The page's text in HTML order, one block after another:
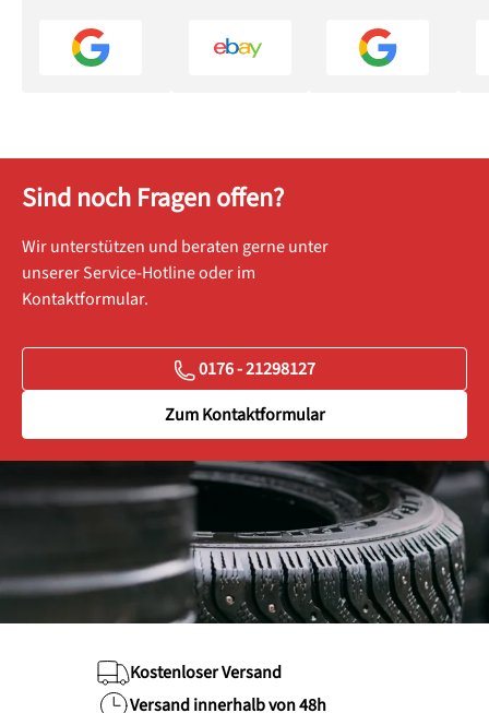
Sind noch Fragen offen?
Wir unterstützen und beraten gerne unter
unserer Service-Hotline oder im
Kontaktformular.
0176 - 21298127
Zum Kontaktformular
Kostenloser Versand
Versand innerhalb von 48h